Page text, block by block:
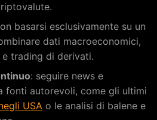
basarsi esclusivamente su un
dati macroeconomici,
trading di derivati.
: seguire news e
fonti autorevoli, come gli ultimi
USA o le analisi di balene e